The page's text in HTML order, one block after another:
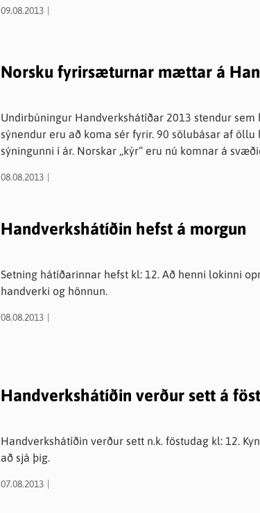
09.08.2013
Norsku fyrirsæturnar mættar á
Undirbúningur Handverkshátíðar 2013 stendur
sýnendur eru að koma sér fyrir. 90 sölubásar af
sýningunni í ár. Norskar „kýr“ eru nú komnar á svæðið og munu skarta rammíslensku prjónlesi alla
sem hefst á morgun og stendur fram til mánudags.
08.08.2013
Handverkshátíðin hefst á morgun
Setning hátíðarinnar hefst kl: 12. Að henni lokinni
handverki og hönnun.
08.08.2013
Handverkshátíðin verður sett á
Handverkshátíðin verður sett n.k. föstudag kl: 12.
að sjá þig.
07.08.2013